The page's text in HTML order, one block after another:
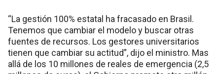
“La gestión 100% estatal ha fracasado en Brasil.
Tenemos que cambiar el modelo y buscar otras
fuentes de recursos. Los gestores universitarios
tienen que cambiar su actitud”, dijo el ministro. Mas
allá de los 10 millones de reales de emergencia (2,5